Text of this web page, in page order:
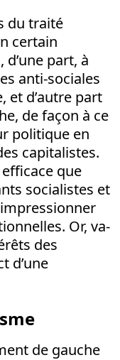
du traité
certain
part, à
anti-sociales
et d’autre part
de façon à ce
politique en
capitalistes.
que
socialistes et
Or, va-
des
d’une
de gauche